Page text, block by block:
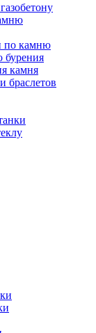
по камню
бурения
камня
браслетов